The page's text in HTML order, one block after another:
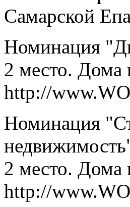
Самарской
Номинация
2 место. Дома
http://
Номинация
2 место. Дома
http://